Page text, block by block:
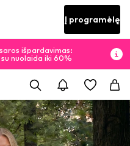
Į programėlę
išpardavimas:
nuolaida iki 60%